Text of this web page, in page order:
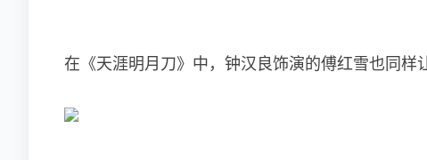
在《天涯明月刀》中，钟汉良饰演的傅红雪也同样